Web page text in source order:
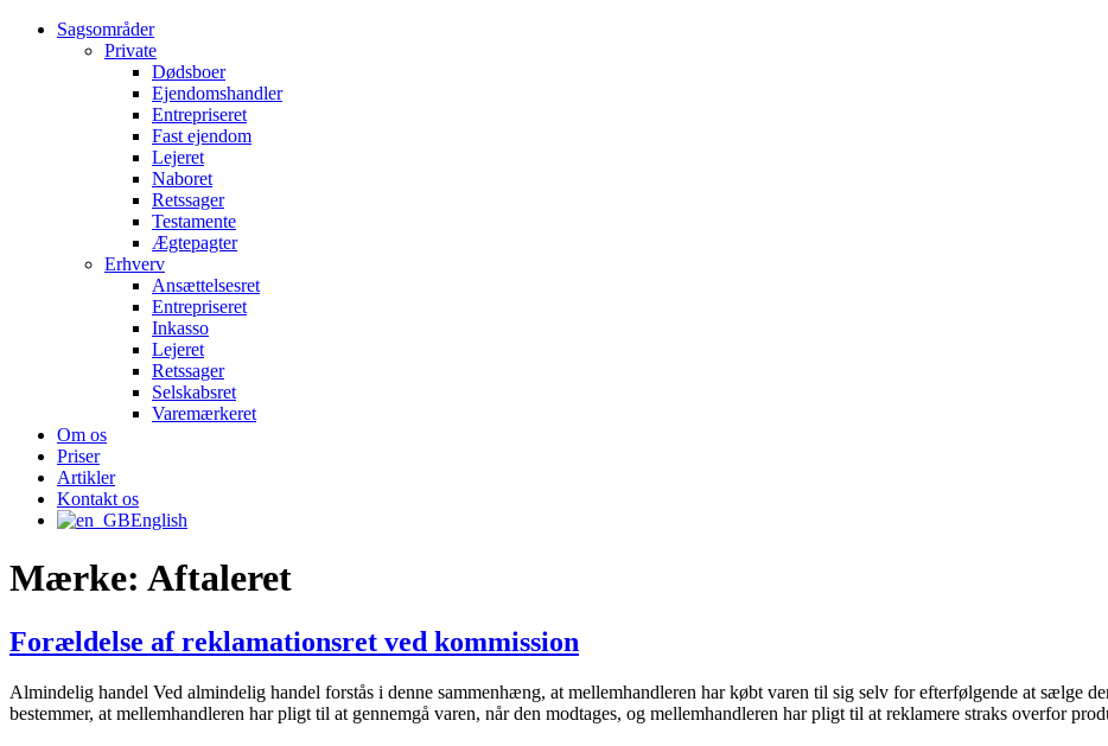
Sagsområder
Private
Dødsboer
Ejendomshandler
Entrepriseret
Fast ejendom
Lejeret
Naboret
Retssager
Testamente
Ægtepagter
Erhverv
Ansættelsesret
Entrepriseret
Inkasso
Lejeret
Retssager
Selskabsret
Varemærkeret
Om os
Priser
Artikler
Kontakt os
English
Mærke: Aftaleret
Forældelse af reklamationsret ved kommission
Almindelig handel Ved almindelig handel forstås i denne sammenhæng, at mellemhandleren har købt varen til sig selv for efterfølgende at sælge
bestemmer, at mellemhandleren har pligt til at gennemgå varen, når den modtages, og mellemhandleren har pligt til at reklamere straks overfor